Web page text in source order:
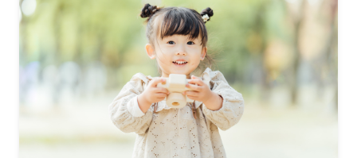
丁寧なレタッチで思い出を美しく仕上げます
撮影後は、独自の編集技術で写真の明るさや色合いを丁寧に調
整。自然な雰囲気を残しつつも、おしゃれで洗練された仕上がり
に。きっと「こんな写真を撮ってほしかった！」と思える一枚に
出会えます。まずは、ラブグラフの撮影事例をご覧ください。